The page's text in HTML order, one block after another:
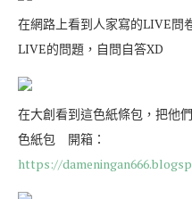
在網路上看到人家寫的LIVE問
LIVE的問題，自問自答XD
在大創看到這色紙條包，把他
色紙包 開箱：
https://